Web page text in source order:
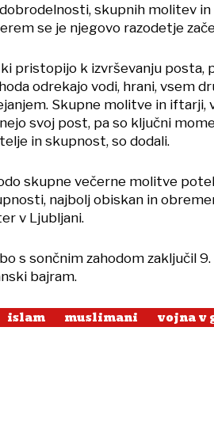
skupnih molitev in
se je njegovo razodetje
pristopijo k izvrševanju posta,
odrekajo vodi, hrani, vsem
Skupne molitve in iftarji,
svoj post, pa so ključni
in skupnost, so dodali.
skupne večerne molitve
najbolj obiskan in
v Ljubljani.
s sončnim zahodom zaključil
bajram.
islam muslimani vojna v